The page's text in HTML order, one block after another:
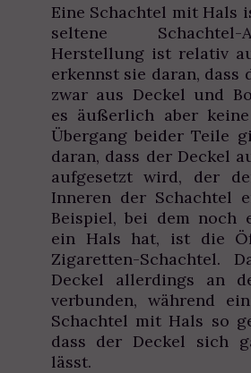
Eine Schachtel mit Hals
seltene
Herstellung ist relativ
erkennst sie daran, dass
zwar aus Deckel und
es äußerlich aber
Übergang beider Teile
daran, dass der Deckel
aufgesetzt wird, der
Inneren der Schachtel
Beispiel, bei dem noch
ein Hals hat, ist die
Zigaretten-Schachtel.
Deckel allerdings an
verbunden, während
Schachtel mit Hals so
dass der Deckel sich
lässt.